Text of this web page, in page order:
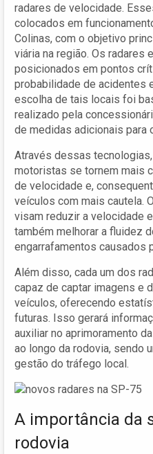
radares de velocidade.
colocados em
Colinas, com o objetivo
viária na região. Os radares
posicionados em pontos
probabilidade de acidentes
escolha de tais locais foi
realizado pela
de medidas adicionais para
Através dessas
motoristas se tornem mais
de velocidade e,
veículos com mais cautela.
visam reduzir a velocidade
também melhorar a fluidez
engarrafamentos causados
Além disso, cada um dos
capaz de captar imagens e
veículos, oferecendo
futuras. Isso gerará
auxiliar no aprimoramento
ao longo da rodovia, sendo
gestão do tráfego local.
A importância da
rodovia